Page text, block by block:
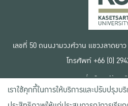
เลขที่ 50 ถนนงามวงศ์วาน แขวงลาดยา
โทรศัพท์ +66 (0)
เงื่อนไขการใช้งานเ
ข้อตกลงด้านสิทธิ์ใ
นโยบายความเป็น
เราใช้คุกกี้ในการให้บริการและปรับปรุง